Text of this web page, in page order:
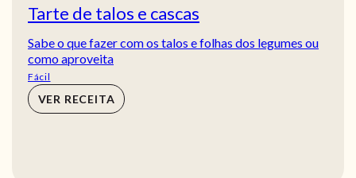
Tarte de talos e cascas
Sabe o que fazer com os talos e folhas dos legumes ou
como aproveita
Fácil
VER RECEITA